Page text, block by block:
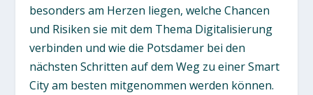
besonders am Herzen liegen, welche Chancen
und Risiken sie mit dem Thema Digitalisierung
verbinden und wie die Potsdamer bei den
nächsten Schritten auf dem Weg zu einer Smart
City am besten mitgenommen werden können.